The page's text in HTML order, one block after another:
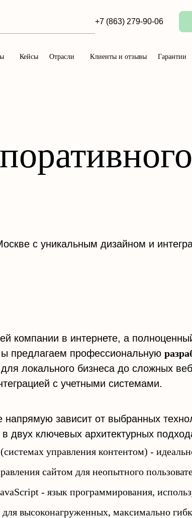
+7 (863) 279-90-06
Кейсы Отрасли Клиенты и отзывы Гарантии
с уникальным дизайном и
компании в интернете, а
предлагаем профессиональную
локального бизнеса до сложных
с учетными системами.
напрямую зависит от выбранных
двух ключевых архитектурных
(системах управления контентом) -
сайтом для неопытного
- язык программирования,
высоконагруженных, максимально